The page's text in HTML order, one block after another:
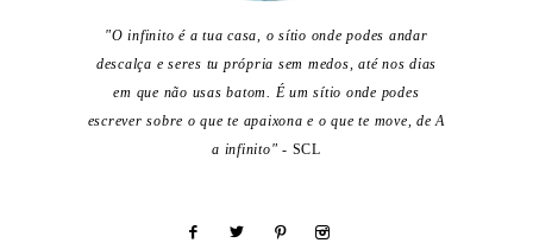
"O infinito é a tua casa, o sítio onde podes andar
descalça e seres tu própria sem medos, até nos dias
em que não usas batom. É um sítio onde podes
escrever sobre o que te apaixona e o que te move, de A
a infinito"- SCL